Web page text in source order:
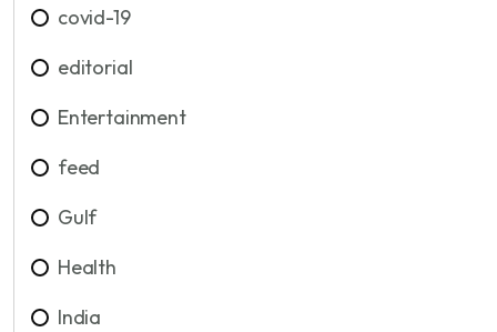
covid-19
editorial
Entertainment
feed
Gulf
Health
India